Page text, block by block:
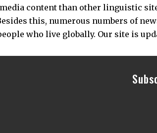
content than other linguistic
this, numerous numbers of
who live globally. Our site is